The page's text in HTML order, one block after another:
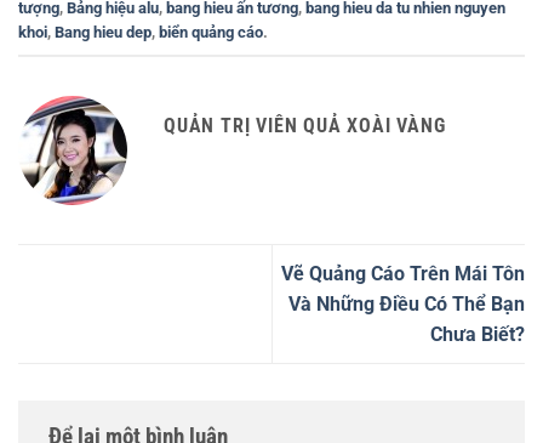
tượng, Bảng hiệu alu, bang hieu ấn tương, bang hieu da tu nhien nguyen
khoi, Bang hieu dep, biển quảng cáo.
QUẢN TRỊ VIÊN QUẢ XOÀI VÀNG
Vẽ Quảng Cáo Trên Mái Tôn
Và Những Điều Có Thể Bạn
Chưa Biết?
Để lại một bình luận